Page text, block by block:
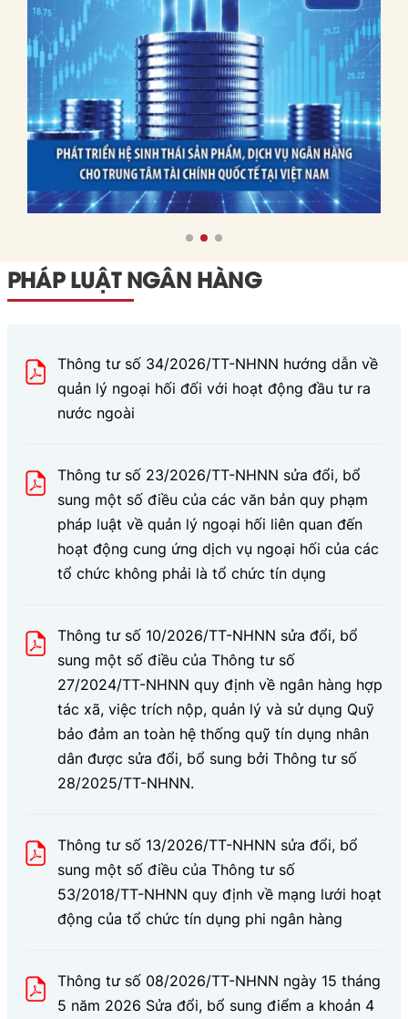
Việt
Nam
trên, bài viết đưa ra các
bài học và hàm ý chính
sách cho Việt Nam.
PHÁP LUẬT NGÂN HÀNG
Thông tư số 34/2026/TT-NHNN hướng dẫn về
quản lý ngoại hối đối với hoạt động đầu tư ra
nước ngoài
Thông tư số 23/2026/TT-NHNN sửa đổi, bổ
sung một số điều của các văn bản quy phạm
pháp luật về quản lý ngoại hối liên quan đến
hoạt động cung ứng dịch vụ ngoại hối của các
tổ chức không phải là tổ chức tín dụng
Thông tư số 10/2026/TT-NHNN sửa đổi, bổ
sung một số điều của Thông tư số
27/2024/TT-NHNN quy định về ngân hàng hợp
tác xã, việc trích nộp, quản lý và sử dụng Quỹ
bảo đảm an toàn hệ thống quỹ tín dụng nhân
dân được sửa đổi, bổ sung bởi Thông tư số
28/2025/TT-NHNN.
Thông tư số 13/2026/TT-NHNN sửa đổi, bổ
sung một số điều của Thông tư số
53/2018/TT-NHNN quy định về mạng lưới hoạt
động của tổ chức tín dụng phi ngân hàng
Thông tư số 08/2026/TT-NHNN ngày 15 tháng
5 năm 2026 Sửa đổi, bổ sung điểm a khoản 4